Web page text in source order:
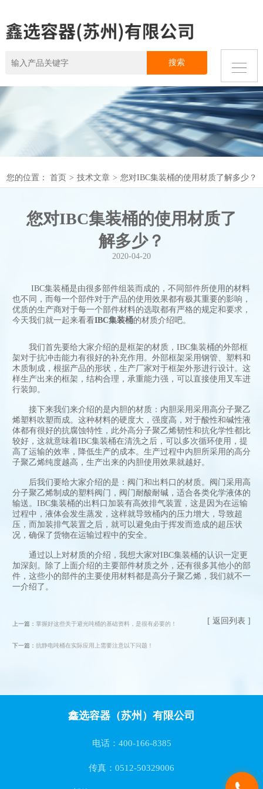
您的位置： 首页 > 技术文章 > 您对IBC集装桶的使用材质了解多少？
您对IBC集装桶的使用材质了
解多少？
2020-04-20
IBC集装桶是由很多部件组装而成的，不同部件所使用的材料
也不同，而每一个部件对于产品的使用效果都有极其重要的影响，
优质的生产商对于每一个部件材料的选取都有严格的规定和要求，
今天我们就一起来看看IBC集装桶的材质介绍吧。
我们首先要给大家介绍的是框架的材质，IBC集装桶的外部框
架对于抗冲击能力有很好的补充作用。外部框架采用钢管、塑料和
木质制成，根据产品的形状，生产厂家对于框架外形进行设计。这
样生产出来的框架，结构合理，承重能力强，可以直接使用叉车进
行装卸。
接下来我们来介绍的是内胆的材质：内胆采用采用高分子聚乙
烯塑料吹塑而成。这种材料的硬度大，强度高，对于酸性和碱性液
体都有很好的抗腐蚀特性，此外高分子聚乙烯韧性和抗化学性都比
较好，这就意味着IBC集装桶在清洗之后，可以多次循环使用，提
高了运输的效率，降低生产的成本。生产过程中内胆所采用的高分
子聚乙烯纯度越高，生产出来的内胆使用效果就越好。
后我们要给大家介绍的是：阀门和出料口的材质。阀门采用高
分子聚乙烯制成的塑料阀门，阀门耐酸耐碱，适合各类化学液体的
输送。IBC集装桶的出料口加装有高效排气装置，这是因为在运输
过程中，液体会发生蒸发，这样就导致桶内的压力增大，导致超
压，而加装排气装置之后，就可以避免由于挥发而造成的超压状
况，确保了货物在运输过程中的安全。
通过以上对材质的介绍，我想大家对IBC集装桶的认识一定更
加深刻。除了上面介绍的主要部件材质之外，还有很多其他小的部
件，这些小的部件的主要使用材料都是高分子聚乙烯，我们就不一
一介绍了。
上一篇： 掌握好这些关于避光吨桶的基础资料，是很有必要的！
下一篇： 抗静电吨桶在实际应用上需要注意以下问题！
[ 返回列表 ]
鑫选容器（苏州）有限公司
电话：400-166-8385
传真：0512-50329006